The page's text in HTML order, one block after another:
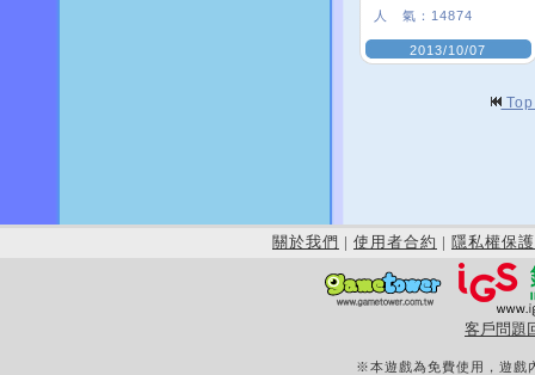
人 氣： 14874
2013/10/07
關於我們 | 使用者合約 | 隱私權保護
客戶問題
※本遊戲為免費使用，遊戲